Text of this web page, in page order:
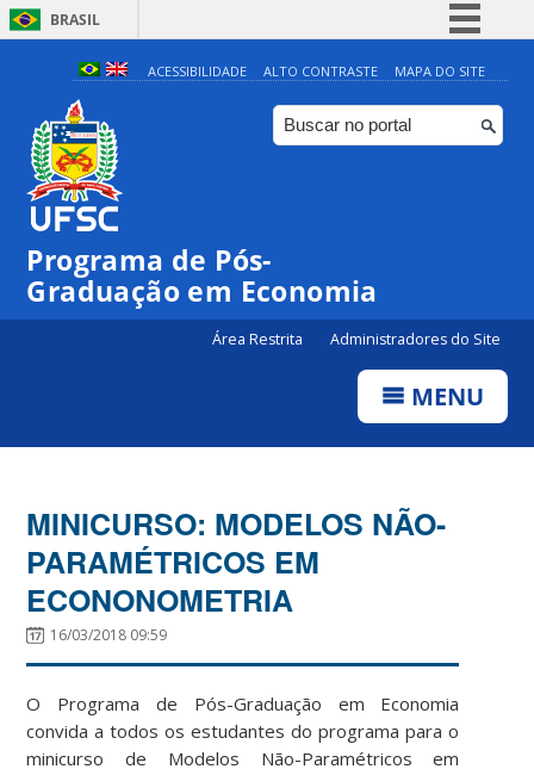
BRASIL
Simplifique!
Comunica BR
Participe
ACESSIBILIDADE ALTO CONTRASTE MAPA DO SITE
Programa de Pós-
Graduação em Economia
Área Restrita Administradores do Site
MENU
MINICURSO: MODELOS NÃO-
PARAMÉTRICOS EM
ECONONOMETRIA
16/03/2018 09:59
O Programa de Pós-Graduação em Economia
convida a todos os estudantes do programa para o
minicurso de Modelos Não-Paramétricos em